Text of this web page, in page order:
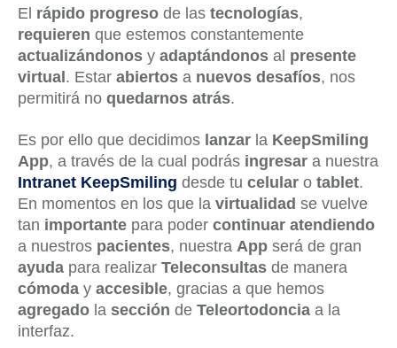
El rápido progreso de las tecnologías,
requieren que estemos constantemente
actualizándonos y adaptándonos al presente
virtual . Estar abiertos a nuevos desafíos, nos
permitirá no quedarnos atrás.
Es por ello que decidimos lanzar la KeepSmiling
App, a través de la cual podrás ingresar a nuestra
Intranet KeepSmiling desde tu celular o tablet.
En momentos en los que la virtualidad se vuelve
tan importante para poder continuar atendiendo
a nuestros pacientes, nuestra App será de gran
ayuda para realizar Teleconsultas de manera
cómoda y accesible, gracias a que hemos
agregado la sección de Teleortodoncia a la
interfaz.